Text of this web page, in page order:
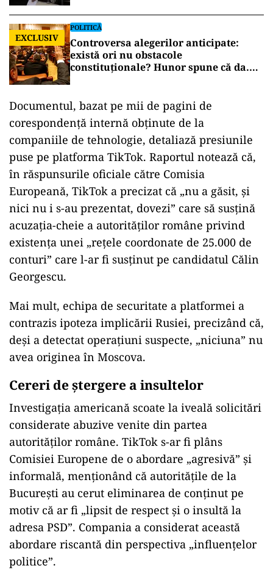
EXCLUSIV
POLITICĂ
Controversa alegerilor anticipate:
există ori nu obstacole
constituționale? Hunor spune că da.
Documentul, bazat pe mii de pagini de
corespondență internă obținute de la
companiile de tehnologie, detaliază presiunile
puse pe platforma TikTok. Raportul notează că,
în răspunsurile oficiale către Comisia
Europeană, TikTok a precizat că „nu a găsit, și
nici nu i s-au prezentat, dovezi” care să susțină
acuzația-cheie a autorităților române privind
existența unei „rețele coordonate de 25.000 de
conturi” care l-ar fi susținut pe candidatul Călin
Georgescu.
Mai mult, echipa de securitate a platformei a
contrazis ipoteza implicării Rusiei, precizând că,
deși a detectat operațiuni suspecte, „niciuna” nu
avea originea în Moscova.
Cereri de ștergere a insultelor
Investigația americană scoate la iveală solicitări
considerate abuzive venite din partea
autorităților române. TikTok s-ar fi plâns
Comisiei Europene de o abordare „agresivă” și
informală, menționând că autoritățile de la
București au cerut eliminarea de conținut pe
motiv că ar fi „lipsit de respect și o insultă la
adresa PSD”. Compania a considerat această
abordare riscantă din perspectiva „influențelor
politice”.